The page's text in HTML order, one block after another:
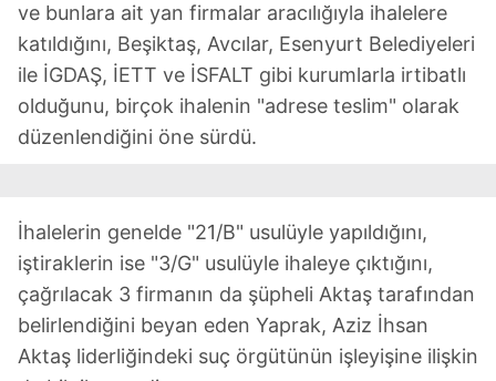
ve bunlara ait yan firmalar aracılığıyla ihalelere
katıldığını, Beşiktaş, Avcılar, Esenyurt Belediyeleri
ile İGDAŞ, İETT ve İSFALT gibi kurumlarla irtibatlı
olduğunu, birçok ihalenin "adrese teslim" olarak
düzenlendiğini öne sürdü.
İhalelerin genelde "21/B" usulüyle yapıldığını,
iştiraklerin ise "3/G" usulüyle ihaleye çıktığını,
çağrılacak 3 firmanın da şüpheli Aktaş tarafından
belirlendiğini beyan eden Yaprak, Aziz İhsan
Aktaş liderliğindeki suç örgütünün işleyişine ilişkin